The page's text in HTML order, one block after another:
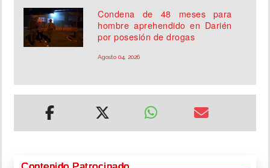
Condena de 48 meses para
hombre aprehendido en Darién
por posesión de drogas
Agosto 04, 2026